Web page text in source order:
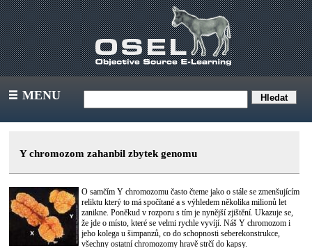
III MENU
Y chromozom zahanbil zbytek genomu
O samčím Y chromozomu často čteme jako o stále se zmenšujícím
reliktu který to má spočítané a s výhledem několika milionů let
zanikne. Poněkud v rozporu s tím je nynější zjištění. Ukazuje se,
že jde o místo, které se velmi rychle vyvíjí. Náš Y chromozom i
jeho kolega u šimpanzů, co do schopnosti seberekonstrukce,
všechny ostatní chromozomy hravě strčí do kapsy.